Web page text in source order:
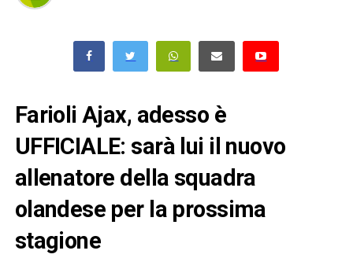
Farioli Ajax, adesso è
UFFICIALE: sarà lui il nuovo
allenatore della squadra
olandese per la prossima
stagione